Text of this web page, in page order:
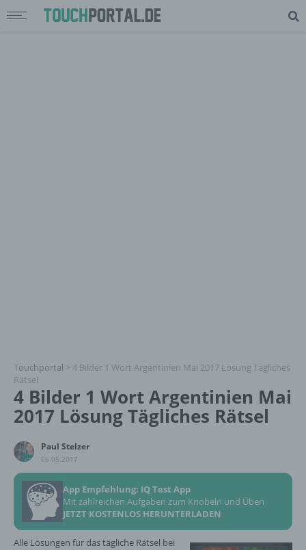
Touchportal > 4 Bilder 1 Wort Argentinien Mai 2017 Lösung Tägliches
Rätsel
4 Bilder 1 Wort Argentinien Mai
2017 Lösung Tägliches Rätsel
Paul Stelzer
06.05.2017
App Empfehlung: IQ Test App
Mit zahlreichen Aufgaben zum Knobeln und Üben
JETZT KOSTENLOS HERUNTERLADEN
Alle Lösungen für das tägliche Rätsel bei